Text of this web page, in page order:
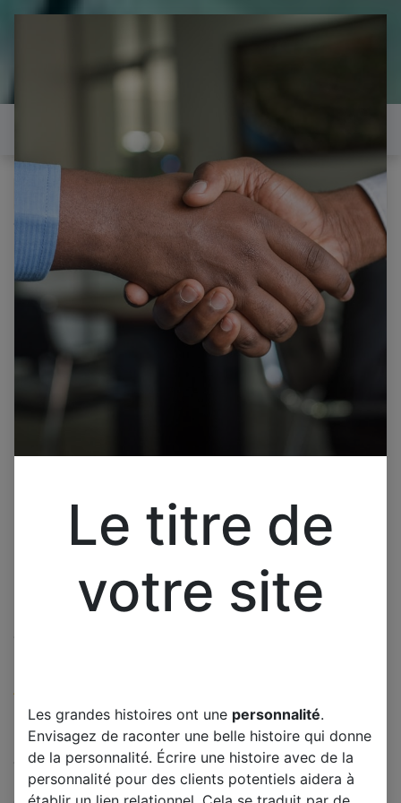
il est temps de
réparer...Electronique 66 est
heureux de vous aider
Tous les produits LG EAX6333002
Offre :100,00€
TTC
Le titre de
votre site
Les grandes histoires ont une personnalité.
Envisagez de raconter une belle histoire qui donne
de la personnalité. Écrire une histoire avec de la
personnalité pour des clients potentiels aidera à